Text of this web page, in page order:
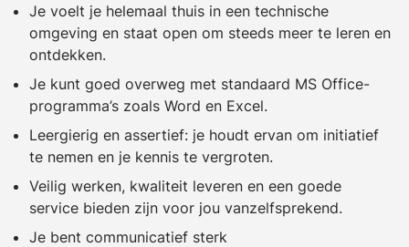
Je voelt je helemaal thuis in een technische
omgeving en staat open om steeds meer te leren en
ontdekken.
Je kunt goed overweg met standaard MS Office-
programma’s zoals Word en Excel.
Leergierig en assertief: je houdt ervan om initiatief
te nemen en je kennis te vergroten.
Veilig werken, kwaliteit leveren en een goede
service bieden zijn voor jou vanzelfsprekend.
Je bent communicatief sterk